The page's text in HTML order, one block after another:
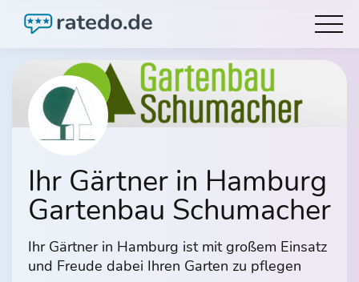
Ihr Gärtner in Hamburg
Gartenbau Schumacher
Ihr Gärtner in Hamburg ist mit großem Einsatz
und Freude dabei Ihren Garten zu pflegen